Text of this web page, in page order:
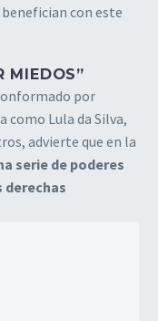
benefician con este
MIEDOS”
por
como Lula da Silva,
advierte que en la
serie de poderes
derechas